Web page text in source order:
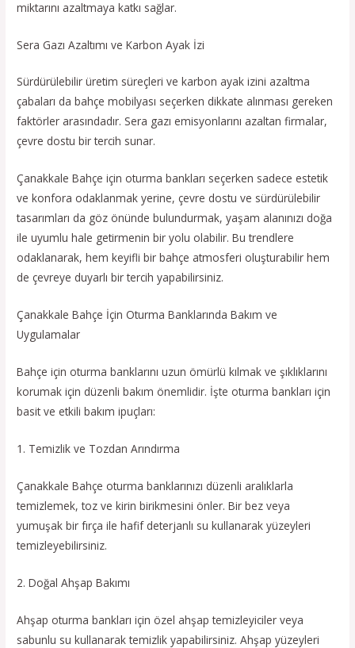
miktarını azaltmaya katkı sağlar.
Sera Gazı Azaltımı ve Karbon Ayak İzi
Sürdürülebilir üretim süreçleri ve karbon ayak izini azaltma
çabaları da bahçe mobilyası seçerken dikkate alınması gereken
faktörler arasındadır. Sera gazı emisyonlarını azaltan firmalar,
çevre dostu bir tercih sunar.
Çanakkale Bahçe için oturma bankları seçerken sadece estetik
ve konfora odaklanmak yerine, çevre dostu ve sürdürülebilir
tasarımları da göz önünde bulundurmak, yaşam alanınızı doğa
ile uyumlu hale getirmenin bir yolu olabilir. Bu trendlere
odaklanarak, hem keyifli bir bahçe atmosferi oluşturabilir hem
de çevreye duyarlı bir tercih yapabilirsiniz.
Çanakkale Bahçe İçin Oturma Banklarında Bakım ve
Uygulamalar
Bahçe için oturma banklarını uzun ömürlü kılmak ve şıklıklarını
korumak için düzenli bakım önemlidir. İşte oturma bankları için
basit ve etkili bakım ipuçları:
1. Temizlik ve Tozdan Arındırma
Çanakkale Bahçe oturma banklarınızı düzenli aralıklarla
temizlemek, toz ve kirin birikmesini önler. Bir bez veya
yumuşak bir fırça ile hafif deterjanlı su kullanarak yüzeyleri
temizleyebilirsiniz.
2. Doğal Ahşap Bakımı
Ahşap oturma bankları için özel ahşap temizleyiciler veya
sabunlu su kullanarak temizlik yapabilirsiniz. Ahşap yüzeyleri